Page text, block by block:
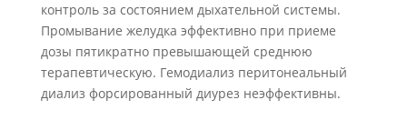
контроль за состоянием дыхательной системы.
Промывание желудка эффективно при приеме
дозы пятикратно превышающей среднюю
терапевтическую. Гемодиализ перитонеальный
диализ форсированный диурез неэффективны.